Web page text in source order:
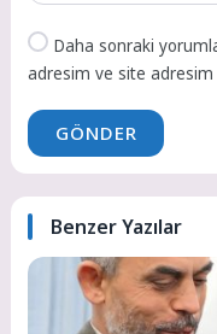
Daha sonraki
adresim ve site adresim
GÖNDER
Benzer Yazılar